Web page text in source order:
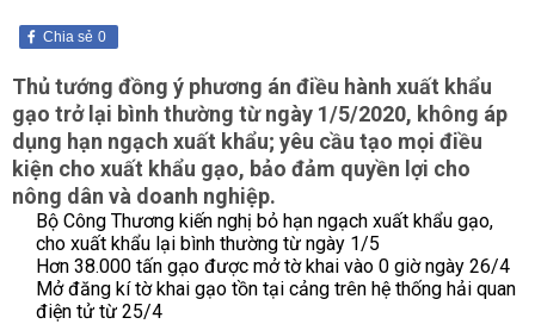
0
Chia sẻ
Thủ tướng đồng ý phương án điều hành xuất khẩu
gạo trở lại bình thường từ ngày 1/5/2020, không áp
dụng hạn ngạch xuất khẩu; yêu cầu tạo mọi điều
kiện cho xuất khẩu gạo, bảo đảm quyền lợi cho
nông dân và doanh nghiệp.
Bộ Công Thương kiến nghị bỏ hạn ngạch xuất khẩu gạo,
cho xuất khẩu lại bình thường từ ngày 1/5
Hơn 38.000 tấn gạo được mở tờ khai vào 0 giờ ngày 26/4
Mở đăng kí tờ khai gạo tồn tại cảng trên hệ thống hải quan
điện tử từ 25/4